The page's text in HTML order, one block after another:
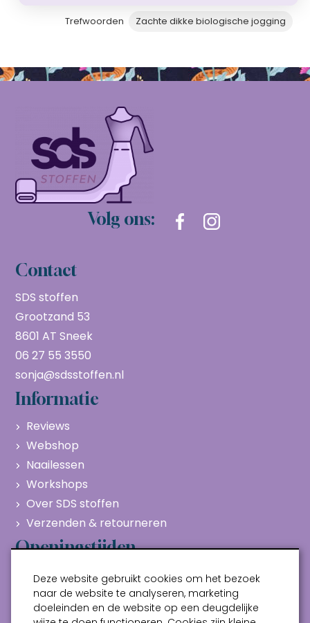
Trefwoorden Zachte dikke biologische jogging
Volg ons:
Contact
SDS stoffen
Grootzand 53
8601 AT Sneek
06 27 55 3550
sonja@sdsstoffen.nl
Informatie
Reviews
Webshop
Naailessen
Workshops
Over SDS stoffen
Verzenden & retourneren
Openingstijden
Maandag
Gesloten
Dinsdag
10:00 - 17:00
Woensdag
10:00 - 17:00
Deze website gebruikt cookies om het bezoek
naar de website te analyseren, marketing
doeleinden en de website op een deugdelijke